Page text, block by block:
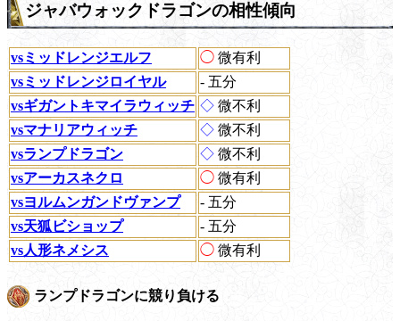
ジャバウォックドラゴンの相性傾向
vsミッドレンジエルフ ◯ 微有利
vsミッドレンジロイヤル
- 五分
vsギガントキマイラウィッチ ◇ 微不利
vsマナリアウィッチ
◇ 微不利
vsランプドラゴン
◇ 微不利
vsアーカスネクロ
◯ 微有利
vsヨルムンガンドヴァンプ
- 五分
vs天狐ビショップ
- 五分
vs人形ネメシス
◯ 微有利
ランプドラゴンに競り負ける